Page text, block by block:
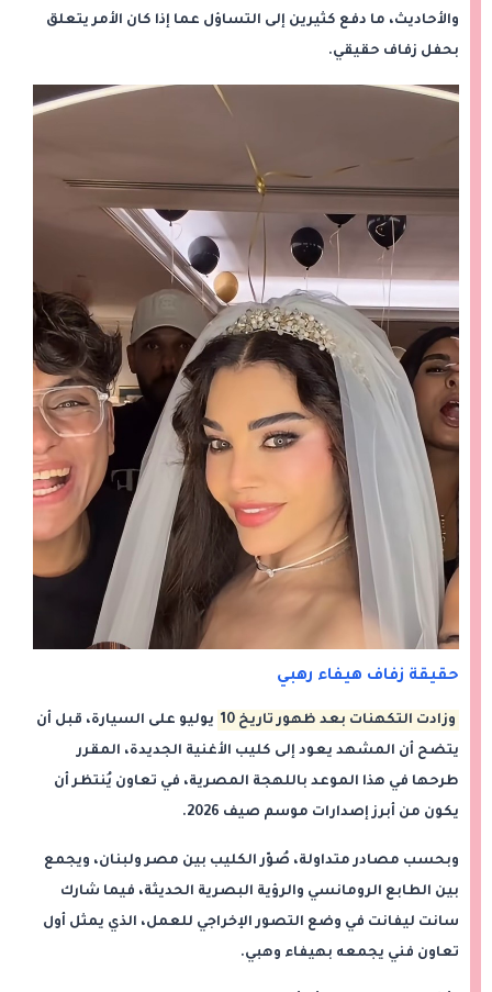
والأحاديث، ما دفع كثيرين إلى التساؤل عما إذا كان الأمر يتعلق
بحفل زفاف حقيقي.
حقيقة زفاف هيفاء رهبي
وزادت التكهنات بعد ظهور تاريخ 10 يوليو على السيارة، قبل أن
يتضح أن المشهد يعود إلى كليب الأغنية الجديدة، المقرر
طرحها في هذا الموعد باللهجة المصرية، في تعاون يُنتظر أن
يكون من أبرز إصدارات موسم صيف 2026.
وبحسب مصادر متداولة، صُوّر الكليب بين مصر ولبنان، ويجمع
بين الطابع الرومانسي والرؤية البصرية الحديثة، فيما شارك
سانت ليفانت في وضع التصور الإخراجي للعمل، الذي يمثل أول
تعاون فني يجمعه بهيفاء وهبي.